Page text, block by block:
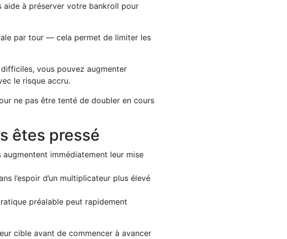
aide à préserver votre bankroll pour
par tour — cela permet de limiter les
vous pouvez augmenter
le risque accru.
ne pas être tenté de doubler en cours
êtes pressé
immédiatement leur mise
l’espoir d’un multiplicateur plus élevé
préalable peut rapidement
cible avant de commencer à avancer